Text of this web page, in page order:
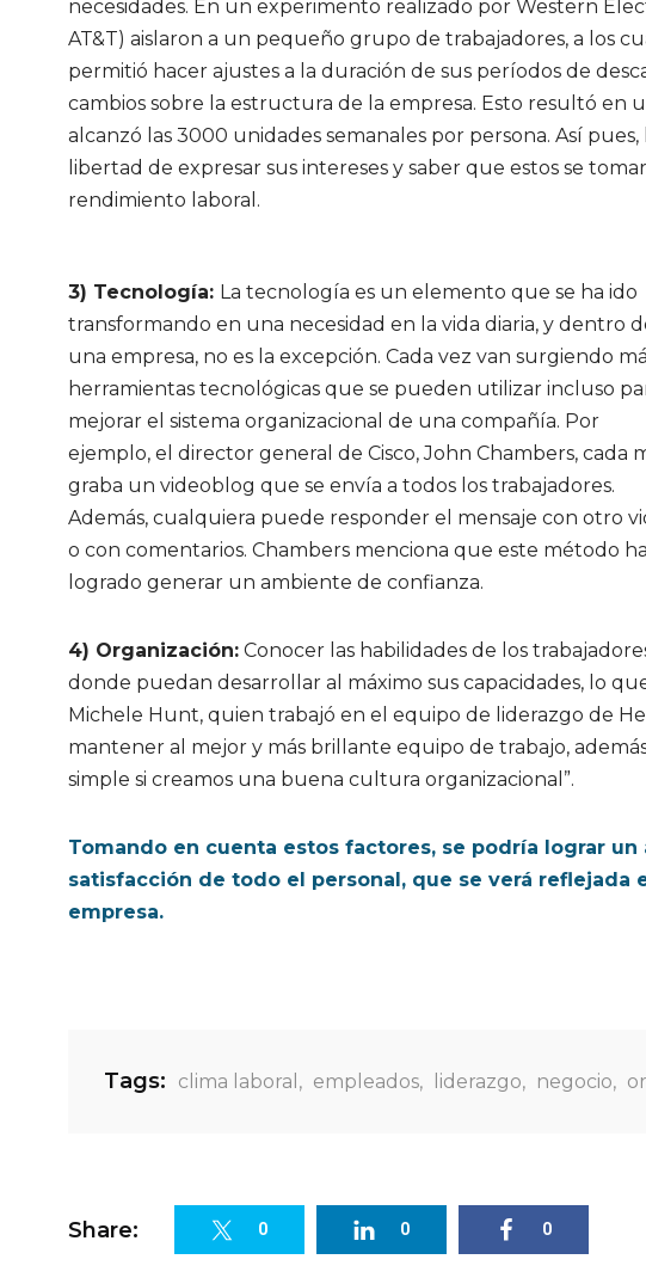
necesidades. En un experimento realizado por Western
AT&T) aislaron a un pequeño grupo de trabajadores, a los
permitió hacer ajustes a la duración de sus períodos de
cambios sobre la estructura de la empresa. Esto resultó en
alcanzó las 3000 unidades semanales por persona. Así
libertad de expresar sus intereses y saber que estos se
rendimiento laboral.
3) Tecnología: La tecnología es un elemento que se ha ido
transformando en una necesidad en la vida diaria, y dentro
una empresa, no es la excepción. Cada vez van surgiendo
herramientas tecnológicas que se pueden utilizar incluso
mejorar el sistema organizacional de una compañía. Por
ejemplo, el director general de Cisco, John Chambers, cada
graba un videoblog que se envía a todos los trabajadores.
Además, cualquiera puede responder el mensaje con otro
o con comentarios. Chambers menciona que este método ha
logrado generar un ambiente de confianza.
4) Organización: Conocer las habilidades de los
donde puedan desarrollar al máximo sus capacidades, lo
Michele Hunt, quien trabajó en el equipo de liderazgo de
mantener al mejor y más brillante equipo de trabajo,
simple si creamos una buena cultura organizacional”.
Tomando en cuenta estos factores, se podría lograr
satisfacción de todo el personal, que se verá reflejada
empresa.
Tags: clima laboral , empleados, liderazgo, negocio,
Share: 0 0 0